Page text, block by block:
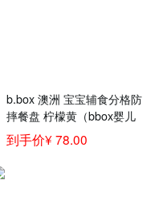
b.box 澳洲 宝宝辅食分格防
摔餐盘 柠檬黄（bbox婴儿
学食碗 儿童辅食分隔餐
具）
到手价¥ 78.00